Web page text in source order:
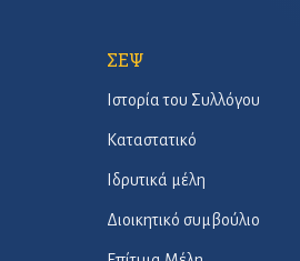
ΣΕΨ
Ιστορία του Συλλόγου
Καταστατικό
Ιδρυτικά μέλη
Διοικητικό συμβούλιο